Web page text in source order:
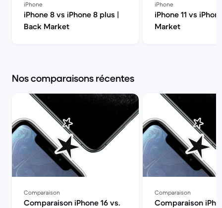
iPhone
iPhone 8 vs iPhone 8 plus |
Back Market
iPhone
iPhone 11 vs
Market
Nos comparaisons récentes
Comparaison
Comparaison iPhone 16 vs.
Comparaison
Comparaison